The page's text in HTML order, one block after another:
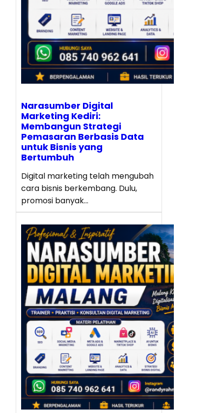
Narasumber Digital
Marketing Kediri:
Membangun Strategi
Pemasaran Berbasis Data
untuk Bisnis yang
Bertumbuh
Digital marketing telah mengubah
cara bisnis berkembang. Dulu,
promosi banyak…